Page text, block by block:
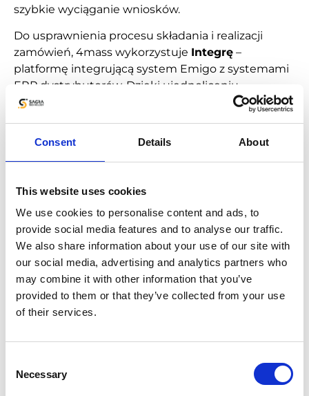
Consent Details About
This website uses cookies
We use cookies to personalise content and ads, to
provide social media features and to analyse our traffic.
We also share information about your use of our site with
our social media, advertising and analytics partners who
may combine it with other information that you’ve
provided to them or that they’ve collected from your use
of their services.
Selection
Necessary
szybkie wyciąganie wniosków.
Do usprawnienia procesu składania i realizacji
zamówień, 4mass wykorzystuje Integrę –
platformę integrującą system Emigo z systemami
ERP dystrybutorów. Dzięki ujednoliceniu
słowników produktów stosowanych przez 4Mass i
przepisywania zamówień. Skróceniu ulegnie także
przedstawicielom składającym zamówienie
dystrybutora.